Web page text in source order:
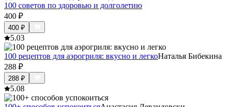
100 советов по здоровью и долголетию
400 ₽
400 ₽
5.03
100 рецептов для аэрогриля: вкусно и легкоНаталья Бибекина
288 ₽
288 ₽
5.08